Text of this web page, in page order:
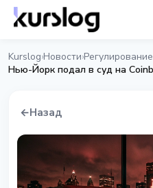
Kurslog›Новости›Регулирование
←Назад